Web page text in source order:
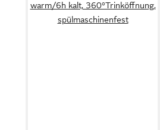
warm/6h kalt, 360°Trinköffnung,
spülmaschinenfest